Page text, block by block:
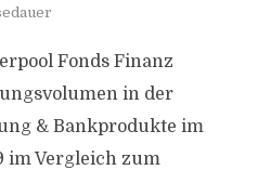
Fonds Finanz
in der
& Bankprodukte im
im Vergleich zum